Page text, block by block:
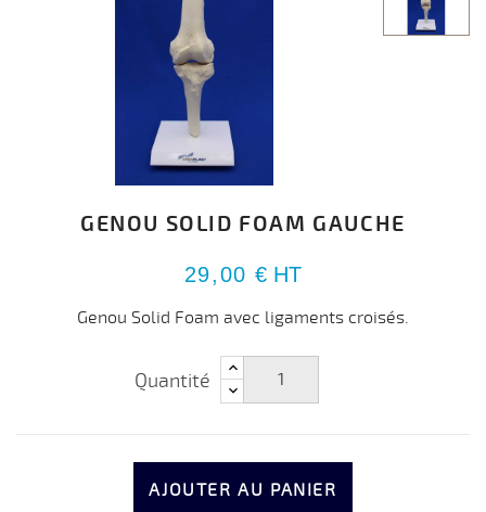
GENOU SOLID FOAM GAUCHE
29,00 € HT
Genou Solid Foam avec ligaments croisés.
Quantité
AJOUTER AU PANIER